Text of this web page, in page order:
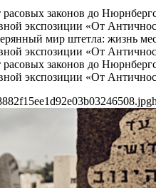
законов до
экспозиции «От
мир штетла: жизнь
экспозиции «От
законов до
экспозиции «От